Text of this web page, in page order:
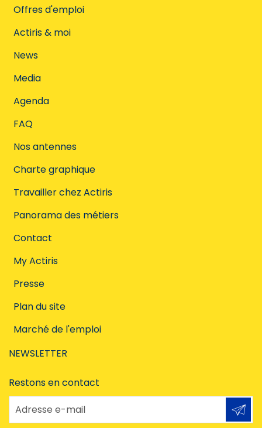
Offres d'emploi
Actiris & moi
News
Media
Agenda
FAQ
Nos antennes
Charte graphique
Travailler chez Actiris
Panorama des métiers
Contact
My Actiris
Presse
Plan du site
Marché de l'emploi
NEWSLETTER
Restons en contact
Adresse e-mail